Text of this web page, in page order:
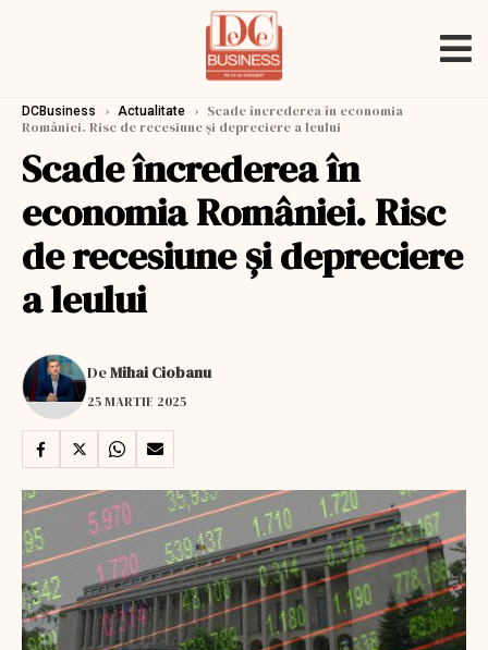
DCBusiness › Actualitate › Scade încrederea în economia
României. Risc de recesiune şi depreciere a leului
Scade încrederea în
economia României. Risc
de recesiune şi depreciere
a leului
DeMihai Ciobanu
25 MARTIE 2025